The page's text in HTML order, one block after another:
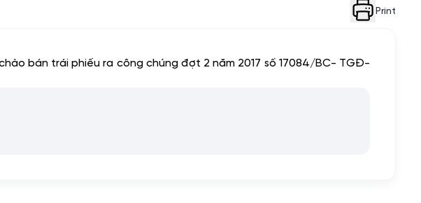
Print
bán trái phiếu ra công chúng đợt 2 năm 2017 số 17084/BC- TGĐ-